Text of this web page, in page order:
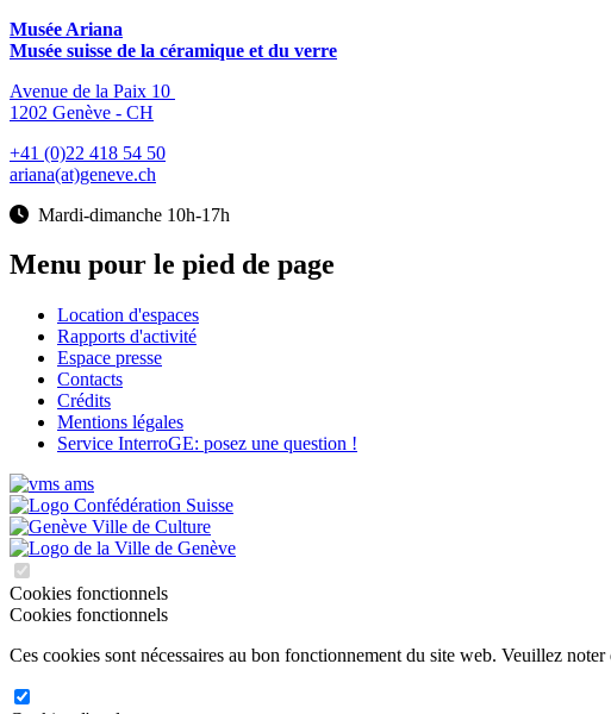
Musée Ariana
Musée suisse de la céramique et du verre
Avenue de la Paix 10
1202 Genève - CH
+41 (0)22 418 54 50
ariana(at)geneve.ch
Mardi-dimanche 10h-17h
Menu pour le pied de page
Location d'espaces
Rapports d'activité
Espace presse
Contacts
Crédits
Mentions légales
Service InterroGE: posez une question !
Cookies fonctionnels
Cookies fonctionnels
Ces cookies sont nécessaires au bon fonctionnement du site web. Veuillez